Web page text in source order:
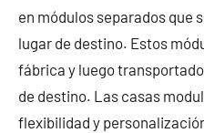
en módulos separados que
lugar de destino. Estos
fábrica y luego
de destino. Las casas
flexibilidad y